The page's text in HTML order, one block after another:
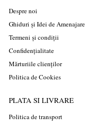
Despre noi
Ghiduri și Idei de Amenajare
Termeni și condiții
Confidențialitate
Mărturiile clienților
Politica de Cookies
PLATA SI LIVRARE
Politica de transport